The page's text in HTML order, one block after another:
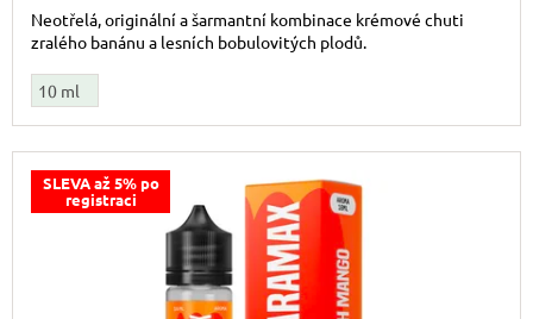
Neotřelá, originální a šarmantní kombinace krémové chuti
zralého banánu a lesních bobulovitých plodů.
10 ml
SLEVA až 5% po
registraci